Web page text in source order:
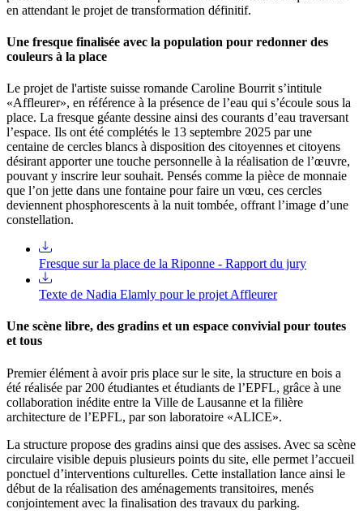
en attendant le projet de transformation définitif.
Une fresque finalisée avec la population pour redonner des
couleurs à la place
Le projet de l'artiste suisse romande Caroline Bourrit s’intitule
«Affleurer», en référence à la présence de l’eau qui s’écoule sous la
place. La fresque géante dessine ainsi des courants d’eau traversant
l’espace. Ils ont été complétés le 13 septembre 2025 par une
centaine de cercles blancs à disposition des citoyennes et citoyens
désirant apporter une touche personnelle à la réalisation de l’œuvre,
pouvant y inscrire leur souhait. Pensés comme la pièce de monnaie
que l’on jette dans une fontaine pour faire un vœu, ces cercles
deviennent phosphorescents à la nuit tombée, offrant l’image d’une
constellation.
Fresque sur la place de la Riponne - Rapport du jury
Texte de Nadia Elamly pour le projet Affleurer
Une scène libre, des gradins et un espace convivial pour toutes
et tous
Premier élément à avoir pris place sur le site, la structure en bois a
été réalisée par 200 étudiantes et étudiants de l’EPFL, grâce à une
collaboration inédite entre la Ville de Lausanne et la filière
architecture de l’EPFL, par son laboratoire «ALICE».
La structure propose des gradins ainsi que des assises. Avec sa scène
circulaire visible depuis plusieurs points du site, elle permet l’accueil
ponctuel d’interventions culturelles. Cette installation lance ainsi le
début de la réalisation des aménagements transitoires, menés
conjointement avec la finalisation des travaux du parking.